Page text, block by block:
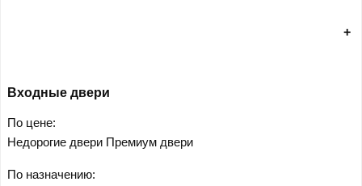
Входные двери
По цене:
Недорогие двери Премиум двери
По назначению: